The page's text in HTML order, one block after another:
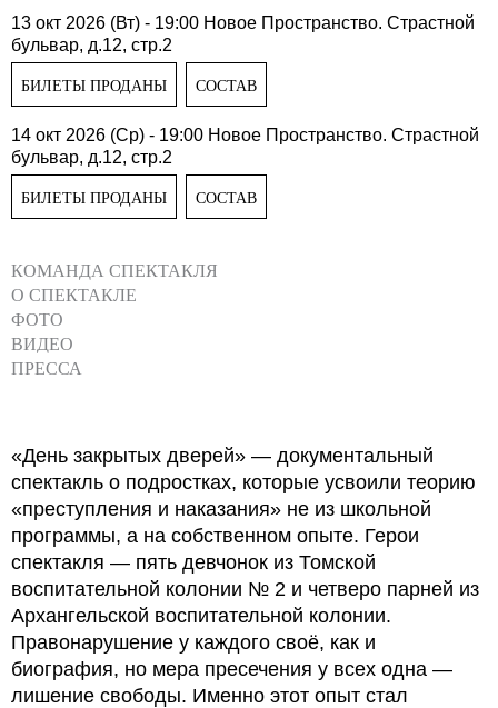
13 окт 2026 (Вт) - 19:00 Новое Пространство. Страстной
бульвар, д.12, стр.2
БИЛЕТЫ ПРОДАНЫ СОСТАВ
14 окт 2026 (Ср) - 19:00 Новое Пространство. Страстной
бульвар, д.12, стр.2
БИЛЕТЫ ПРОДАНЫ СОСТАВ
КОМАНДА СПЕКТАКЛЯ
О СПЕКТАКЛЕ
ФОТО
ВИДЕО
ПРЕССА
«День закрытых дверей» — документальный
спектакль о подростках, которые усвоили теорию
«преступления и наказания» не из школьной
программы, а на собственном опыте. Герои
спектакля — пять девчонок из Томской
воспитательной колонии № 2 и четверо парней из
Архангельской воспитательной колонии.
Правонарушение у каждого своё, как и
биография, но мера пресечения у всех одна —
лишение свободы. Именно этот опыт стал